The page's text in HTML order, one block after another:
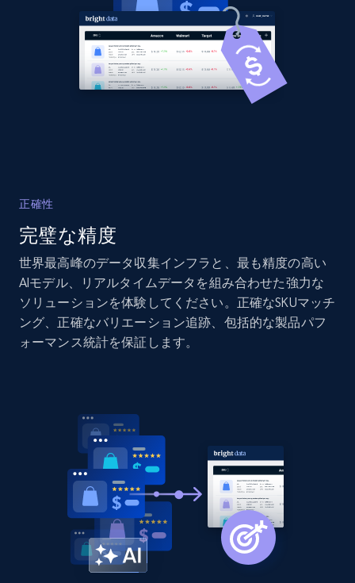
2.1K+ 375+ 今すぐ始める
more.
2.1K+
Amazon products global dataset -
Collecting products by keyword search
2.1K+ 375+
Amazon products global dataset - Collects
products by best sellers category URL
Title, Seller name, Brand, Description, Initial
正確性
完璧な精度
世界最高峰のデータ収集インフラと、最も精度の高い
AIモデル、リアルタイムデータを組み合わせた強力な
ソリューションを体験してください。正確なSKUマッチ
ング、正確なバリエーション追跡、包括的な製品パフ
ォーマンス統計を保証します。